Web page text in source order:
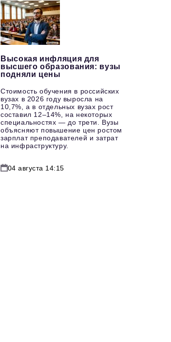
Высокая инфляция для
высшего образования: вузы
подняли цены
Стоимость обучения в российских
вузах в 2026 году выросла на
10,7%, а в отдельных вузах рост
составил 12–14%, на некоторых
специальностях — до трети. Вузы
объясняют повышение цен ростом
зарплат преподавателей и затрат
на инфраструктуру.
04 августа 14:15